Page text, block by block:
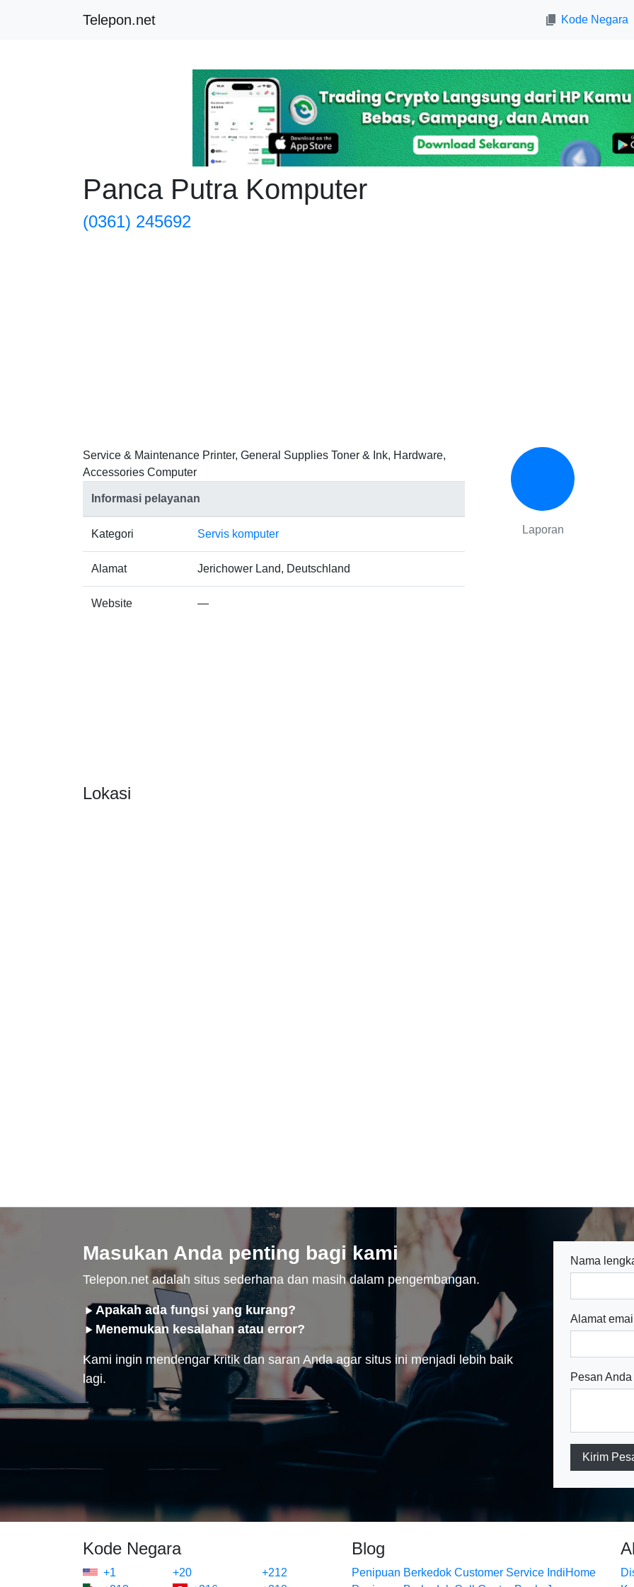
Telepon.net Kode Negara
Panca Putra Komputer
(0361) 245692
Service & Maintenance Printer, General Supplies Toner & Ink, Hardware,
Accessories Computer
Informasi pelayanan
Kategori Servis komputer
Alamat Jerichower Land, Deutschland
Website —
Laporan
Lokasi
Masukan Anda penting bagi kami
Telepon.net adalah situs sederhana dan masih dalam pengembangan.
Apakah ada fungsi yang kurang?
Menemukan kesalahan atau error?
Kami ingin mendengar kritik dan saran Anda agar situs ini menjadi lebih baik
lagi.
Nama
Alamat
Pesan Anda
Kirim
Kode Negara
+1 +20
+212
Blog
Penipuan Berkedok Customer Service IndiHome